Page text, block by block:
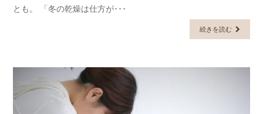
とも。 「冬の乾燥は仕方が･･･
続きを読む